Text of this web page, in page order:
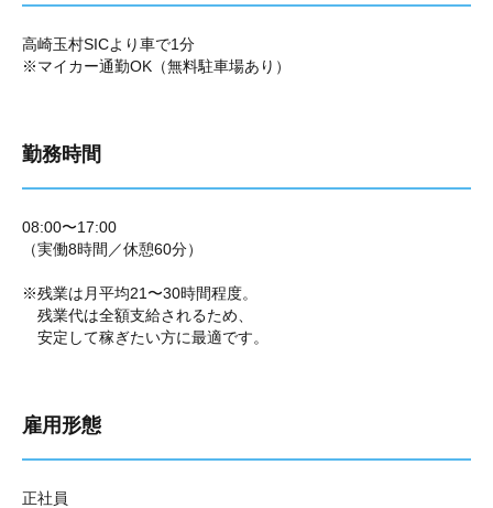
高崎玉村SICより車で1分
※マイカー通勤OK（無料駐車場あり）
勤務時間
08:00〜17:00
（実働8時間／休憩60分）
※残業は月平均21〜30時間程度。
残業代は全額支給されるため、
安定して稼ぎたい方に最適です。
雇用形態
正社員